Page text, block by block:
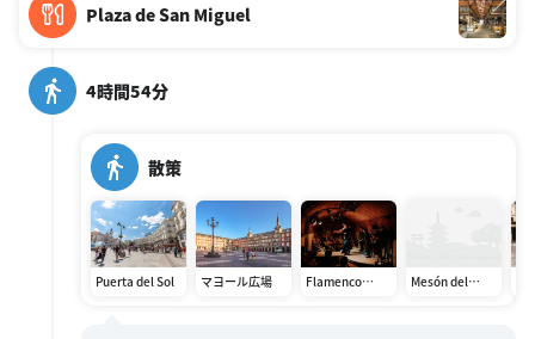
Plaza de San Miguel
4時間54分
散策
Puerta del Sol マヨール広場
Flamenco
Mesón del